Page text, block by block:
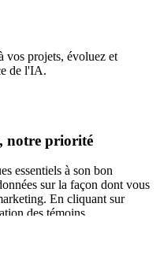
projets, évoluez et
de l'IA.
notre priorité
essentiels à son bon
sur la façon dont vous
En cliquant sur
des témoins